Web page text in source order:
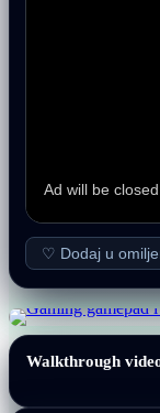
♡ Dodaj u
Walkthrough